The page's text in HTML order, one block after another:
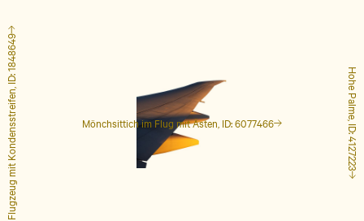
Mönchsittich im Flug mit Ästen, ID: 6077466 Hohe Palme, ID: 4127223
Flugzeug mit Kondensstreifen, ID: 1848649